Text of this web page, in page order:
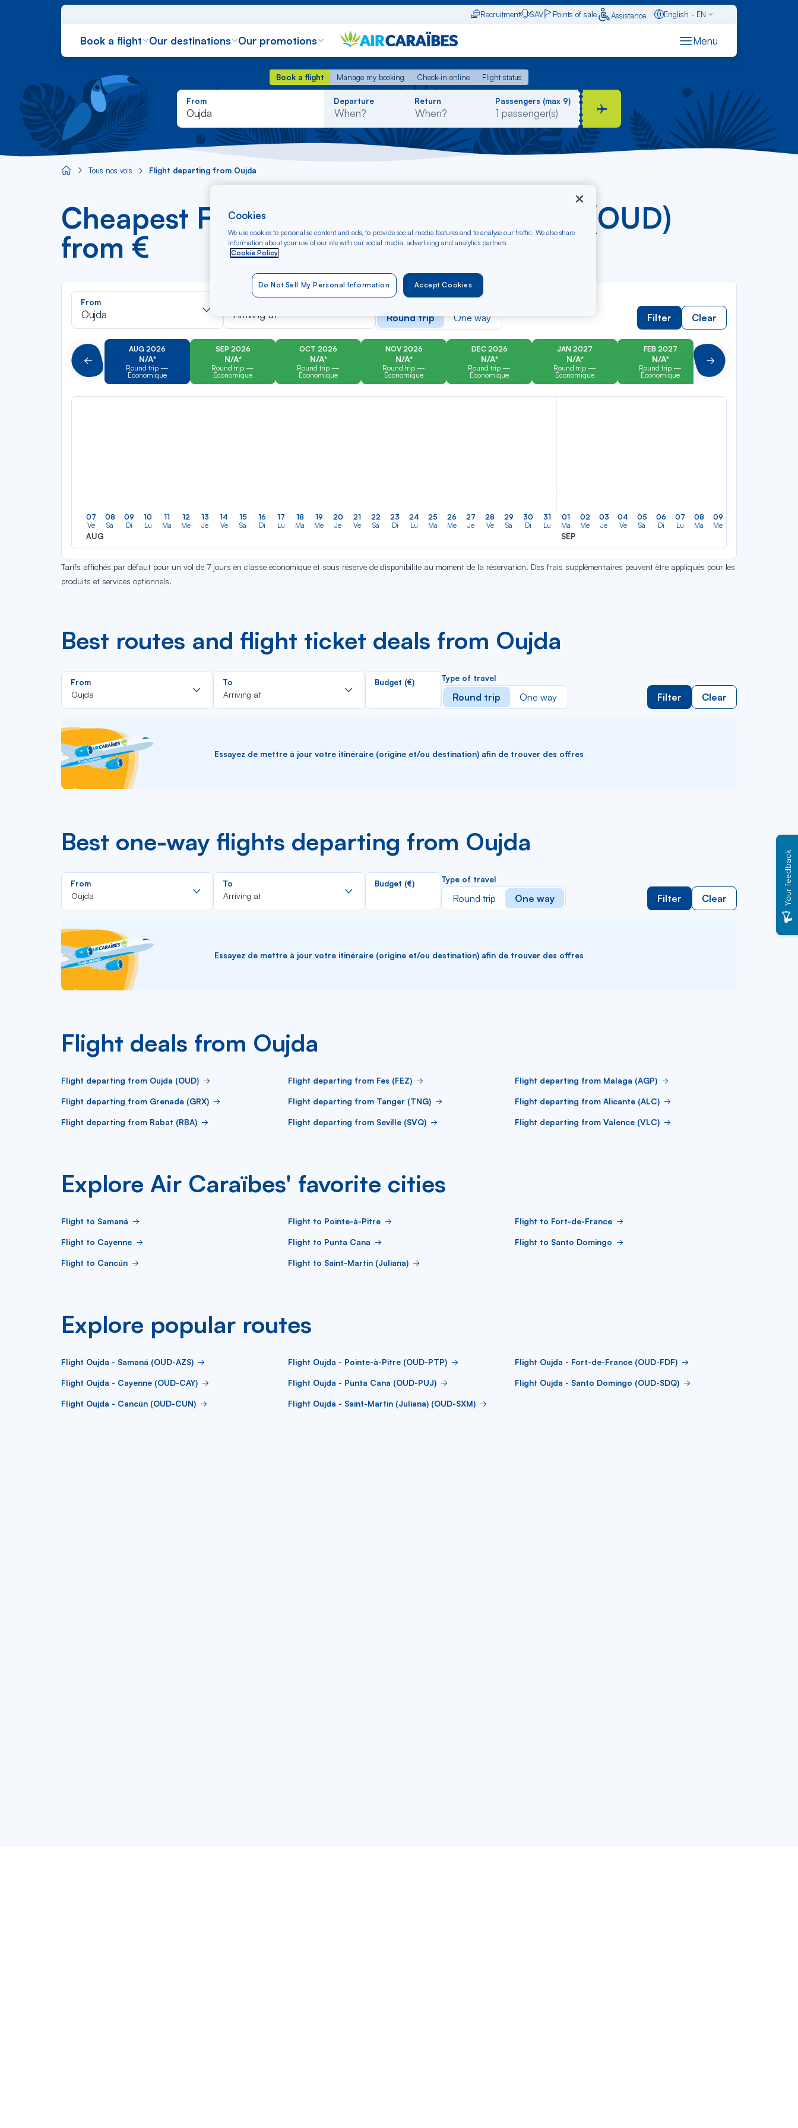
Recruitment SAV Points of sale Assistance
English - EN
Book a flight Our destinations Our promotions Menu
Book a flight Manage my booking Check-in online
Flight status
Book a flight
Manage my booking Check-in online Flight status
From
Oujda
Rechercher
dans
liste
Departure Return Passengers (max 9)
Aircaraibes.com
Tous nos vols Flight departing from Oujda
Cheapest Flights departing from Oujda (OUD)
from €
From
Oujda
Rechercher
la
liste
Arriving at
Rechercher
la
liste
Type of travel
Round trip One way Filter Clear
Précédent
AUG 2026
N/A*
Round trip —
Économique
SEP 2026
N/A*
Round trip —
Économique
OCT 2026
N/A*
Round trip —
Économique
NOV 2026
N/A*
Round trip —
Économique
DEC 2026
N/A*
Round trip —
Économique
JAN 2027
N/A*
Round trip —
Économique
FEB 2027
N/A*
Round trip —
Économique
Round trip —
Suivant
07
Ve
AUG
08
Sa
09
Di
10
Lu
11
Ma
12
Me
13
Je
14
Ve
15
Sa
16
Di
17
Lu
18
Ma
19
Me
20
Je
21
Ve
22
Sa
23
Di
24
Lu
25
Ma
26
Me
27
Je
28
Ve
29
Sa
30
Di
31
Lu
01
Ma
SEP
02
Me
03
Je
04
Ve
05
Sa
06
Di
07
Lu
08
Ma
09
Me
Tarifs affichés par défaut pour un vol de 7 jours en classe économique et sous réserve de disponibilité au moment de la réservation. Des frais supplémentaires peuvent être appliqués pour les
produits et services optionnels.
Best routes and flight ticket deals from Oujda
From
Oujda
Rechercher
dans
la
To
Arriving at
Rechercher
la
Budget (€) Type of travel
Round trip One way Filter Clear
Essayez de mettre à jour votre itinéraire (origine et/ou destination) afin de trouver des offres
Best one-way flights departing from Oujda
From
Oujda
Rechercher
dans
la
To
Arriving at
Rechercher
la
Budget (€) Type of travel
Round trip One way Filter Clear
Essayez de mettre à jour votre itinéraire (origine et/ou destination) afin de trouver des offres
Flight deals from Oujda
Flight departing from Oujda (OUD) Flight departing from Fes (FEZ) Flight departing from Malaga (AGP)
Flight departing from Grenade (GRX) Flight departing from Tanger (TNG) Flight departing from Alicante (ALC)
Flight departing from Rabat (RBA) Flight departing from Seville (SVQ) Flight departing from Valence (VLC)
Explore Air Caraïbes' favorite cities
Flight to Samaná Flight to Pointe-à-Pitre Flight to Fort-de-France
Flight to Cayenne Flight to Punta Cana Flight to Santo Domingo
Flight to Cancún Flight to Saint-Martin (Juliana)
Explore popular routes
Flight Oujda - Samaná (OUD-AZS) Flight Oujda - Pointe-à-Pitre (OUD-PTP) Flight Oujda - Fort-de-France (OUD-FDF)
Flight Oujda - Cayenne (OUD-CAY) Flight Oujda - Punta Cana (OUD-PUJ) Flight Oujda - Santo Domingo (OUD-SDQ)
Flight Oujda - Cancún (OUD-CUN) Flight Oujda - Saint-Martin (Juliana) (OUD-SXM)
Cookies
We use cookies to personalise content and ads, to provide social media features and to analyse our traffic. We also share
information about your use of our site with our social media, advertising and analytics partners.
Cookie Policy
Accept Cookies
Do Not Sell My Personal Information
Your feedback